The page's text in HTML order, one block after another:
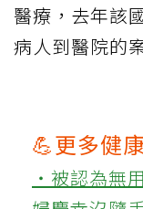
醫療，去年該
病人到醫院的
💪更多健
‧被認為無